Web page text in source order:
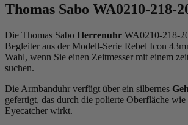
Thomas Sabo WA0210-218-
Die Thomas Sabo Herrenuhr WA0210-218-
Begleiter aus der Modell-Serie Rebel Icon
Wahl, wenn Sie einen Zeitmesser mit einem
suchen.
Die Armbanduhr verfügt über ein silbernes
gefertigt, das durch die polierte Oberfläche wie
Eyecatcher wirkt.